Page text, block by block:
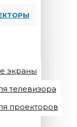
экраны
телевизора
проекторов